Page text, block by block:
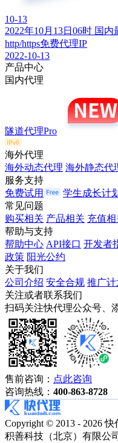
10-13
2022年10月13日06时 国内
http/https免费代理IP
2022-10-13
产品中心
国内代理
隧道代理Pro
海外代理
海外动态代理 海外静态代
服务支持
免费试用
学生成长计划
常见问题
购买相关 产品相关 充值相
帮助与支持
帮助中心 API接口 开发者
政策 阳光公约
关于我们
公司介绍 安全合规 推广计
关注或者联系我们
扫码关注快代理公众号、
售前咨询： 点此咨询
咨询热线： 400-863-8728
Copyright © 2013 - 2026
积善科技（北京）有限公